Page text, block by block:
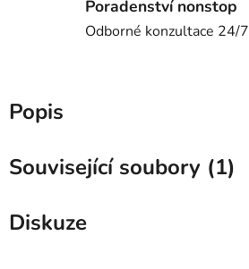
Poradenství nonstop
Odborné konzultace 24/7
Popis
Související soubory (1)
Diskuze